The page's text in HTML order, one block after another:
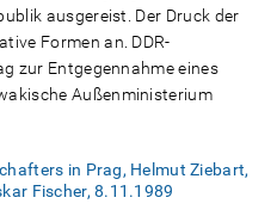
ausgereist. Der Druck der
Formen an. DDR-
zur Entgegennahme eines
Außenministerium
in Prag, Helmut Ziebart,
Fischer, 8.11.1989